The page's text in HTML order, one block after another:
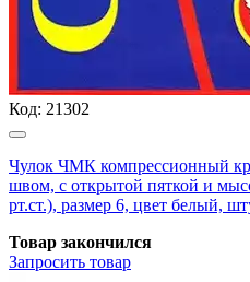
Код: 21302
Чулок ЧМК компрессионный
швом, с открытой пяткой и
рт.ст.), размер 6, цвет
Товар закончился
Запросить товар